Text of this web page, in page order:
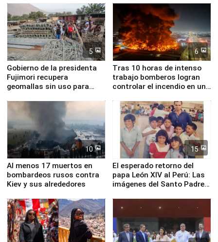
5
Gobierno de la presidenta
Fujimori recupera
geomallas sin uso para
Fenómeno El Niño
6
Tras 10 horas de intenso
trabajo bomberos logran
controlar el incendio en una
de Chile
10
Al menos 17 muertos en
bombardeos rusos contra
Kiev y sus alrededores
15
El esperado retorno del
papa León XIV al Perú: Las
imágenes del Santo Padre